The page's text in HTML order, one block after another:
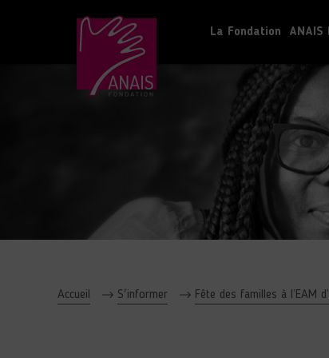
La Fondation ANAIS
Accueil S'informer Fête des familles à l’EAM